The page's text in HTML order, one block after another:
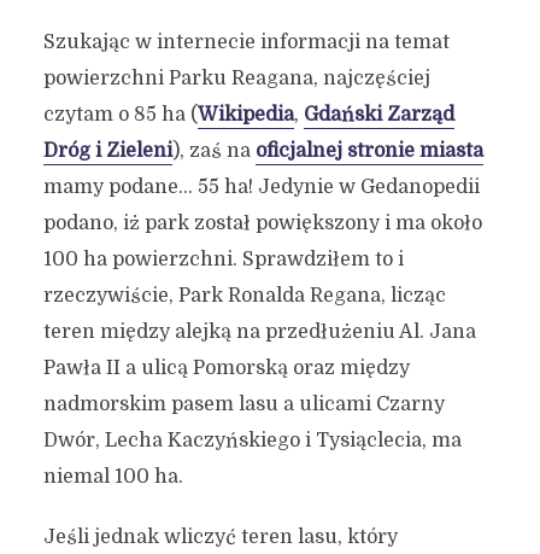
Szukając w internecie informacji na temat
powierzchni Parku Reagana, najczęściej
czytam o 85 ha (Wikipedia, Gdański Zarząd
Dróg i Zieleni), zaś na oficjalnej stronie miasta
mamy podane… 55 ha! Jedynie w Gedanopedii
podano, iż park został powiększony i ma około
100 ha powierzchni. Sprawdziłem to i
rzeczywiście, Park Ronalda Regana, licząc
teren między alejką na przedłużeniu Al. Jana
Pawła II a ulicą Pomorską oraz między
nadmorskim pasem lasu a ulicami Czarny
Dwór, Lecha Kaczyńskiego i Tysiąclecia, ma
niemal 100 ha.
Jeśli jednak wliczyć teren lasu, który